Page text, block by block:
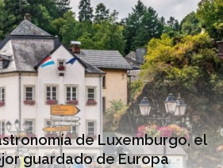
de Luxemburgo, el
guardado de Europa